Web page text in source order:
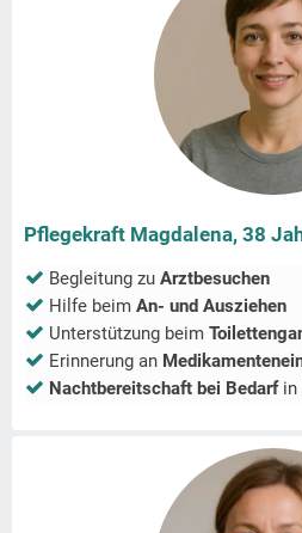
Pflegekraft Magdalena, 38
Begleitung zu Arztbesuchen
Hilfe beim An- und Ausziehen
Unterstützung beim
Erinnerung an
Nachtbereitschaft bei Bedarfin